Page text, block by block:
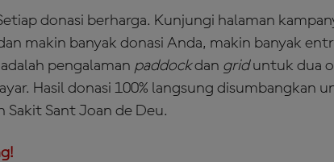
donasi berharga. Kunjungi halaman
makin banyak donasi Anda, makin banyak
pengalaman paddockdan griduntuk dua
Hasil donasi 100% langsung disumbangkan
Sakit Sant Joan de Deu.